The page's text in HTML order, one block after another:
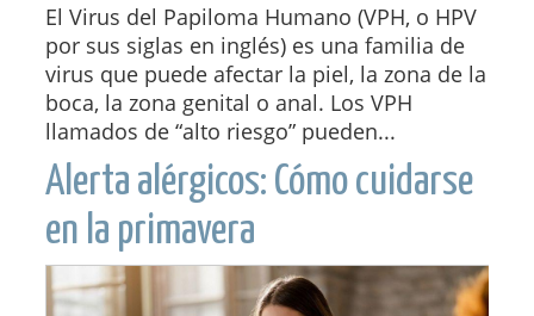
El Virus del Papiloma Humano (VPH, o HPV
por sus siglas en inglés) es una familia de
virus que puede afectar la piel, la zona de la
boca, la zona genital o anal. Los VPH
llamados de “alto riesgo” pueden...
Alerta alérgicos: Cómo cuidarse
en la primavera